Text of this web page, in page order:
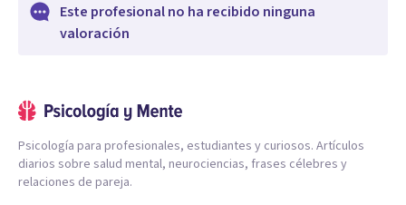
Este profesional no ha recibido ninguna
valoración
Psicología para profesionales, estudiantes y curiosos. Artículos
diarios sobre salud mental, neurociencias, frases célebres y
relaciones de pareja.